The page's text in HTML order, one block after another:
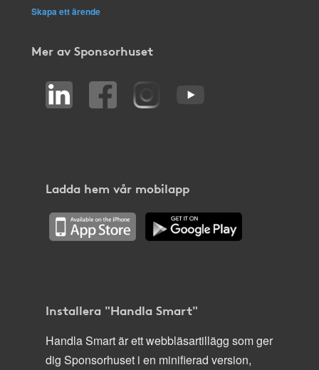
Skapa ett ärende
Mer av Sponsorhuset
Ladda hem vår mobilapp
Installera "Handla Smart"
Handla Smart är ett webbläsartillägg som ger
dig Sponsorhuset i en minifierad version,